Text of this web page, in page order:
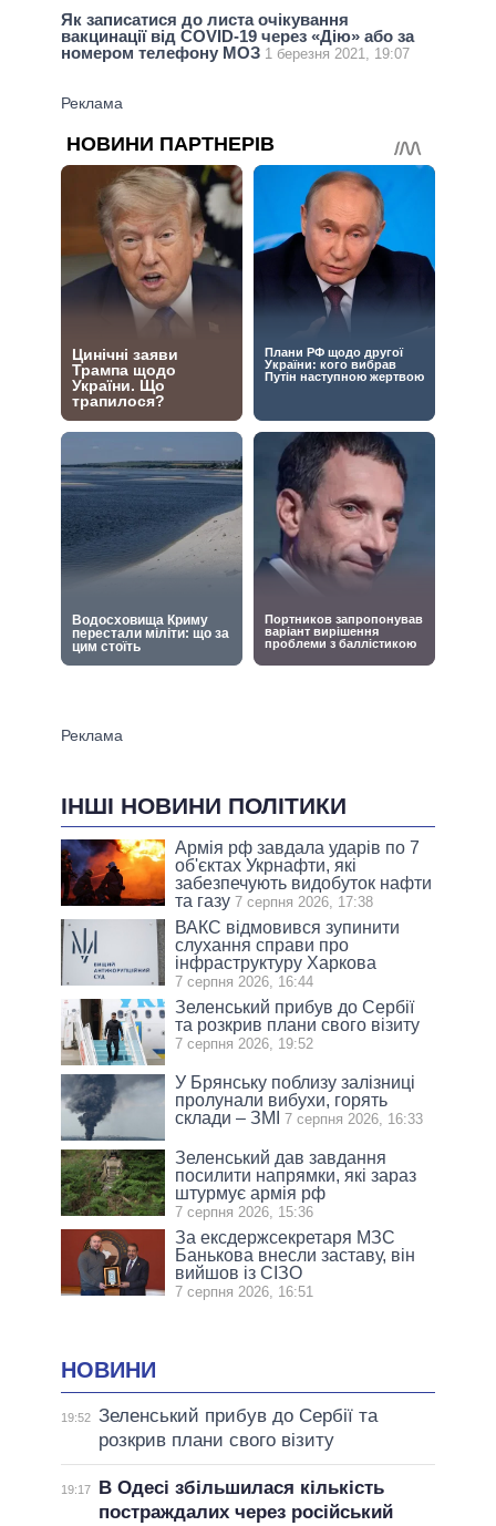
Як записатися до листа очікування
вакцинації від COVID-19 через «Дію» або за
номером телефону МОЗ 1 березня 2021, 19:07
ІНШІ НОВИНИ ПОЛІТИКИ
Армія рф завдала ударів по 7
об'єктах Укрнафти, які
забезпечують видобуток нафти
та газу 7 серпня 2026, 17:38
ВАКС відмовився зупинити
слухання справи про
інфраструктуру Харкова
7 серпня 2026, 16:44
Зеленський прибув до Сербії
та розкрив плани свого візиту
7 серпня 2026, 19:52
У Брянську поблизу залізниці
пролунали вибухи, горять
склади – ЗМІ
7 серпня 2026, 16:33
Зеленський дав завдання
посилити напрямки, які зараз
штурмує армія рф
7 серпня 2026, 15:36
За ексдержсекретаря МЗС
Банькова внесли заставу, він
вийшов із СІЗО
7 серпня 2026, 16:51
НОВИНИ
19:52 Зеленський прибув до Сербії та
розкрив плани свого візиту
19:17
В Одесі збільшилася кількість
постраждалих через російський